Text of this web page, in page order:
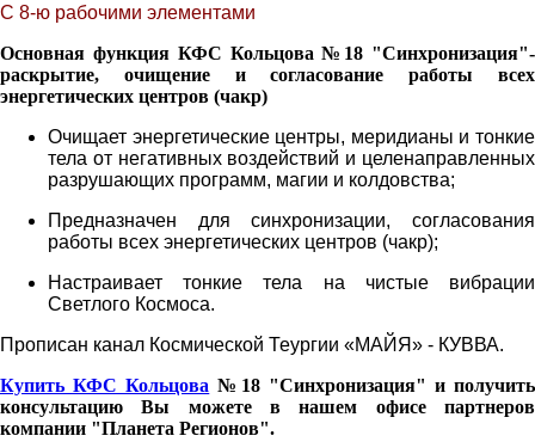
С 8-ю рабочими элементами
Основная функция КФС Кольцова №18 "Синхронизация"-
раскрытие, очищение и согласование работы всех
энергетических центров (чакр)
Очищает энергетические центры, меридианы и тонкие
тела от негативных воздействий и целенаправленных
разрушающих программ, магии и колдовства;
Предназначен для синхронизации, согласования
работы всех энергетических центров (чакр);
Настраивает тонкие тела на чистые вибрации
Светлого Космоса.
Прописан канал Космической Теургии «МАЙЯ» - КУВВА.
Купить КФС Кольцова №18 "Синхронизация" и получить
консультацию Вы можете в нашем офисе партнеров
компании "Планета Регионов".